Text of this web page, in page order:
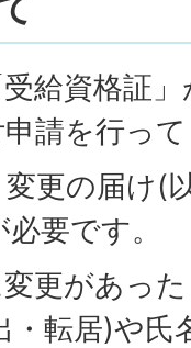
給資格証
請を行っ
更の届け(
要です。
更があっ
・転居)や